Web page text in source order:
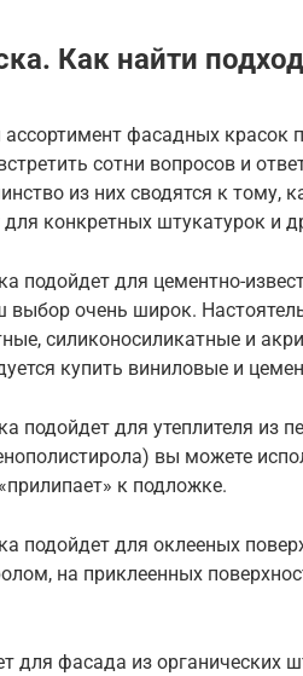
Как найти
фасадных красок
сотни вопросов и
из них сводятся к тому,
конкретных штукатурок и
подойдет для цементно-
выбор очень широк.
силиконосиликатные и
купить виниловые и
подойдет для утеплителя из
вы можете
к подложке.
подойдет для оклееных
на приклеенных
для фасада из органических